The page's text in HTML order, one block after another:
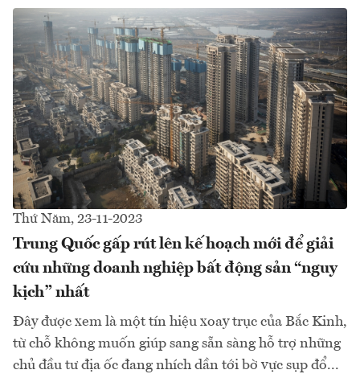
Thứ Năm, 23-11-2023
Trung Quốc gấp rút lên kế hoạch mới để giải
cứu những doanh nghiệp bất động sản “nguy
kịch” nhất
Đây được xem là một tín hiệu xoay trục của Bắc Kinh,
từ chỗ không muốn giúp sang sẵn sàng hỗ trợ những
chủ đầu tư địa ốc đang nhích dần tới bờ vực sụp đổ...